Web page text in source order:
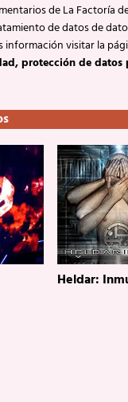
de La Factoría
de datos de
información visitar la
protección de datos
Heldar: